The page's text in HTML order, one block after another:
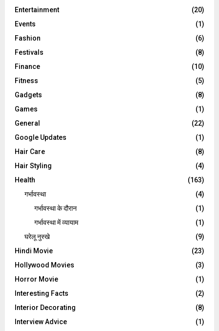
Entertainment
(20)
Events
(1)
Fashion
(6)
Festivals
(8)
Finance
(10)
Fitness
(5)
Gadgets
(8)
Games
(1)
General
(22)
Google Updates
(1)
Hair Care
(8)
Hair Styling
(4)
Health
(163)
गर्भावस्था
(4)
गर्भावस्‍था के दौरान
(1)
गर्भावस्था में व्यायाम
(1)
घरेलू नुस्‍खे
(9)
Hindi Movie
(23)
Hollywood Movies
(3)
Horror Movie
(1)
Interesting Facts
(2)
Interior Decorating
(8)
Interview Advice
(1)